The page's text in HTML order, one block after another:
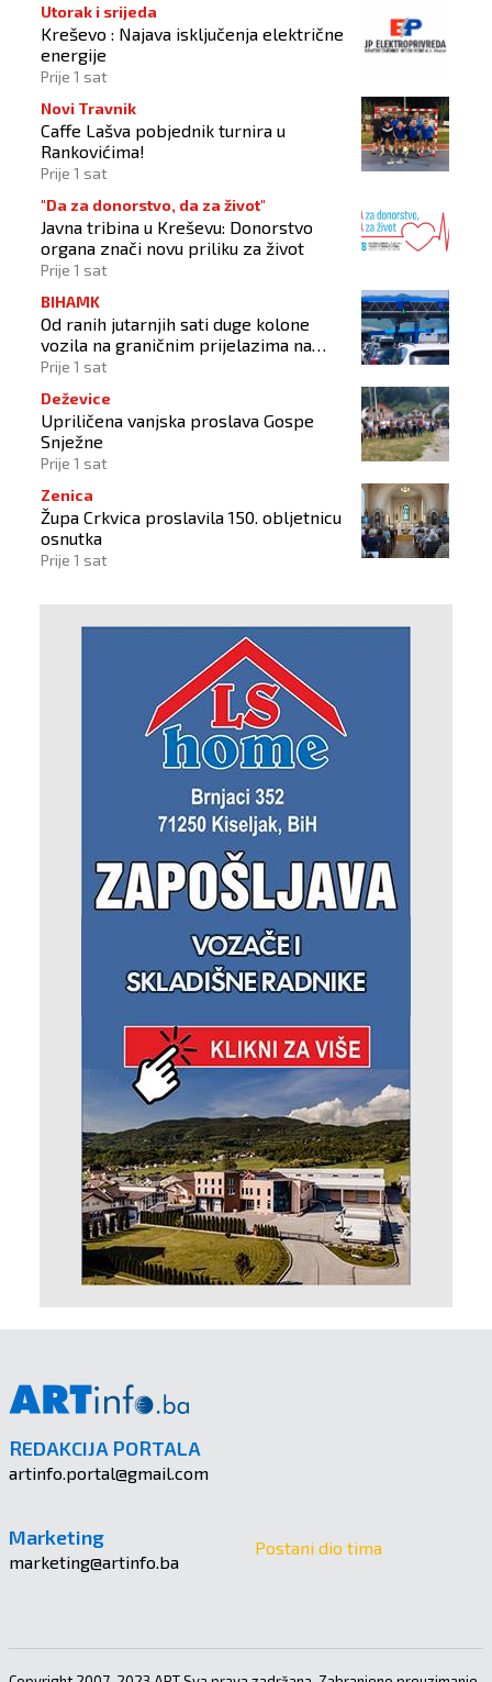
Utorak i srijeda
Kreševo : Najava isključenja električne
energije
Prije 1 sat
Novi Travnik
Caffe Lašva pobjednik turnira u
Rankovićima!
Prije 1 sat
"Da za donorstvo, da za život"
Javna tribina u Kreševu: Donorstvo
organa znači novu priliku za život
Prije 1 sat
BIHAMK
Od ranih jutarnjih sati duge kolone
vozila na graničnim prijelazima na
izlazu iz BiH
Prije 1 sat
Deževice
Upriličena vanjska proslava Gospe
Snježne
Prije 1 sat
Zenica
Župa Crkvica proslavila 150. obljetnicu
osnutka
Prije 1 sat
REDAKCIJA PORTALA
artinfo.portal@gmail.com
Marketing
marketing@artinfo.ba
Postani dio tima